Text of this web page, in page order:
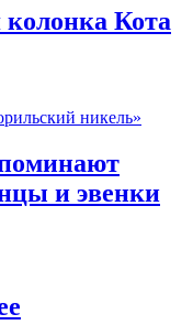
Кота
и эвенки